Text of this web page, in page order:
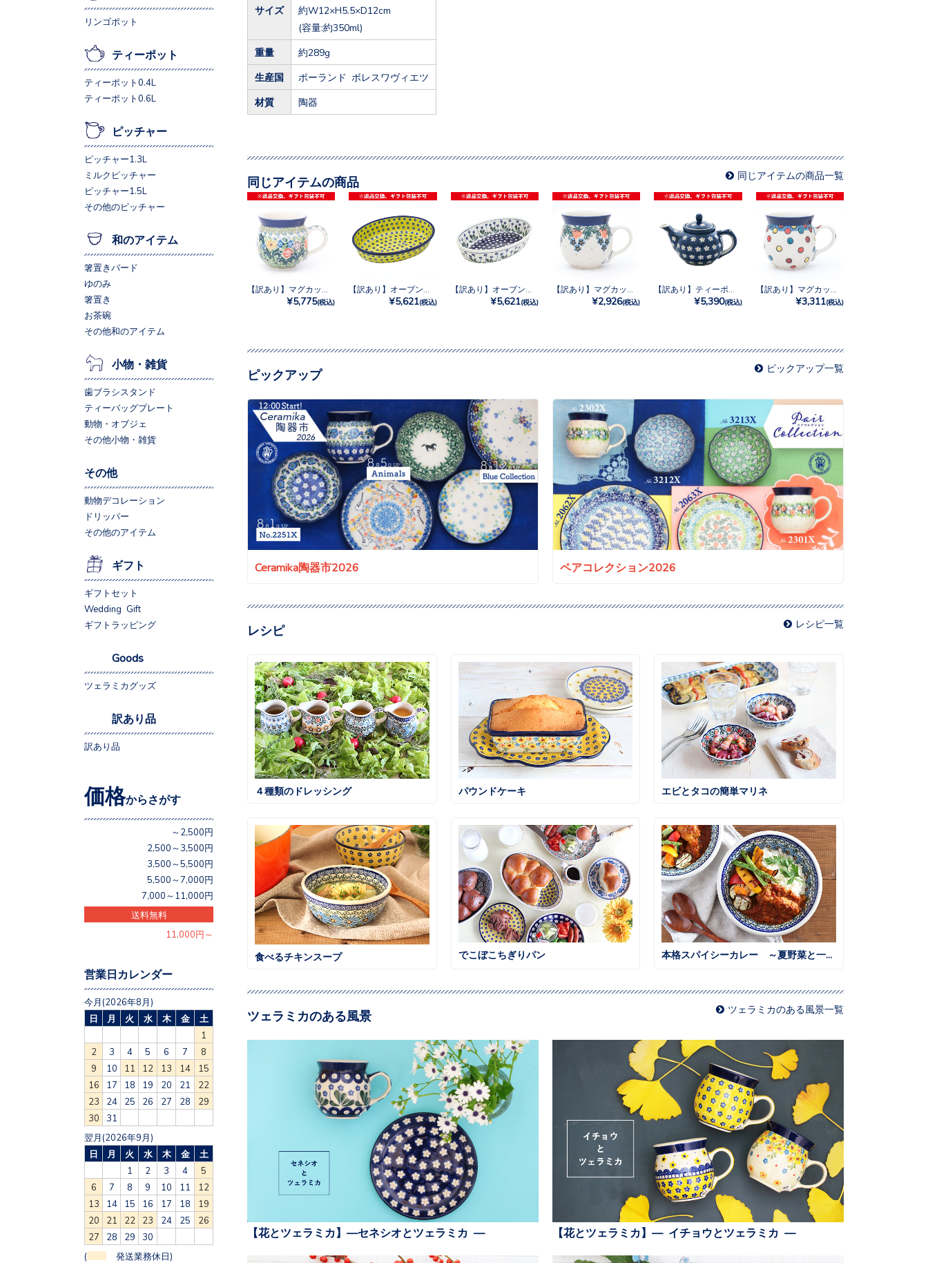
サイズ
約W12×H5.5×D12cm
(容量:約350ml)
重量 約289g
生産国 ポーランド ボレスワヴィエツ
材質 陶器
同じアイテムの商品 同じアイテムの商品一覧
¥5,775(税込) ¥5,621(税込) ¥5,621(税込) ¥2,926(税込) ¥5,390(税込) ¥3,311(税込)
ピックアップ ピックアップ一覧
Ceramika陶器市2026 ペアコレクション2026
レシピ レシピ一覧
４種類のドレッシング パウンドケーキ エビとタコの簡単マリネ
食べるチキンスープ でこぼこちぎりパン 本格スパイシーカレー ～夏野菜と一緒に～
ツェラミカのある風景 ツェラミカのある風景一覧
【花とツェラミカ】—セネシオとツェラミカ — 【花とツェラミカ】— イチョウとツェラミカ —
リンゴポット
ティーポット
ティーポット0.4L
ティーポット0.6L
ピッチャー
ピッチャー1.3L
ミルクピッチャー
ピッチャー1.5L
その他のピッチャー
和のアイテム
箸置きバード
ゆのみ
箸置き
お茶碗
その他和のアイテム
小物・雑貨
歯ブラシスタンド
ティーバッグプレート
動物・オブジェ
その他小物・雑貨
その他
動物デコレーション
ドリッパー
その他のアイテム
ギフト
ギフトセット
Wedding Gift
ギフトラッピング
Goods
ツェラミカグッズ
訳あり品
訳あり品
価格からさがす
～2,500円
2,500～3,500円
3,500～5,500円
5,500～7,000円
7,000～11,000円
送料無料
11,000円～
営業日カレンダー
今月(2026年8月)
日
月 火 水 木 金
土
1
2
3 4 5 6 7
8
9
10 11 12 13 14
15
16
17 18 19 20 21
22
23
24 25 26 27 28
29
30
31
翌月(2026年9月)
日
月 火 水 木 金
土
1
2 3 4
5
6
7 8 9 10 11
12
13
14 15 16 17 18
19
20
21 22 23 24 25
26
27
28 29 30
( 発送業務休日)